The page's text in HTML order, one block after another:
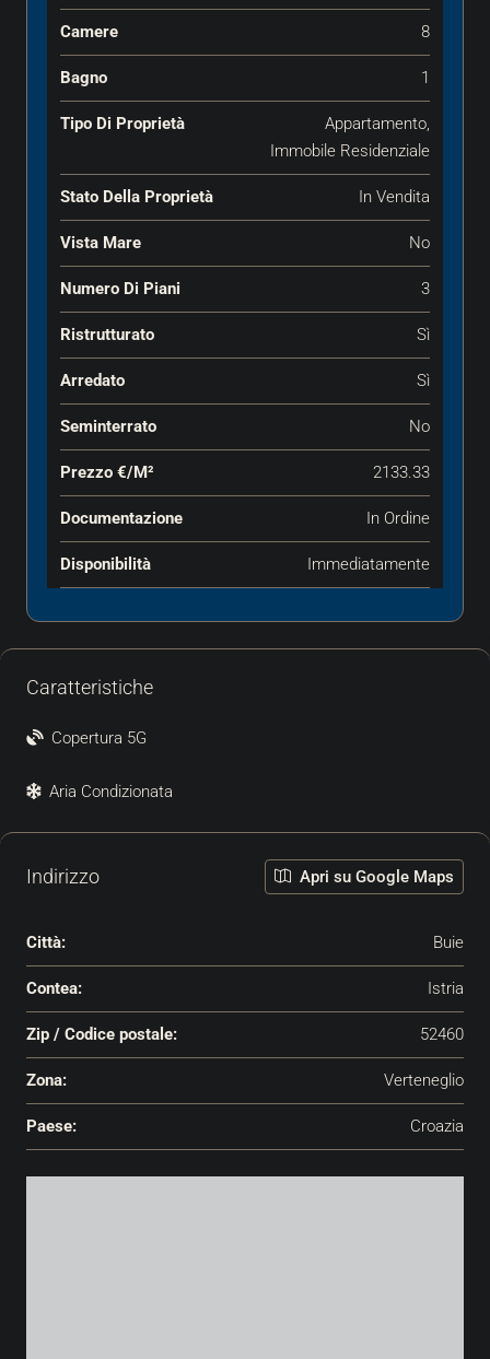
Camere 8
Bagno 1
Tipo Di Proprietà
Appartamento,
Immobile Residenziale
Stato Della Proprietà In Vendita
Vista Mare No
Numero Di Piani 3
Ristrutturato Sì
Arredato Sì
Seminterrato No
Prezzo €‎/m² 2133.33
Documentazione In Ordine
Disponibilità Immediatamente
Caratteristiche
Copertura 5G
Aria Condizionata
Indirizzo Apri su Google Maps
Città: Buie
Contea: Istria
Zip / Codice postale: 52460
Zona: Verteneglio
Paese: Croazia